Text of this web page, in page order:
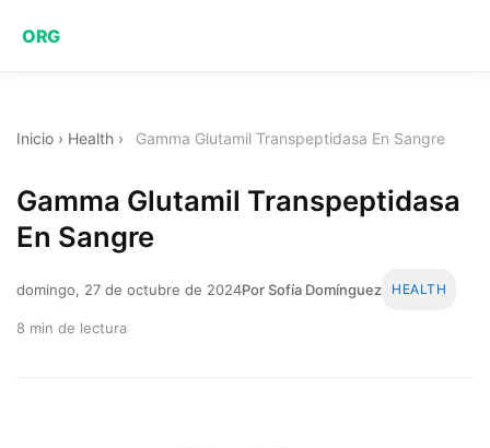
ORG
Inicio › Health › Gamma Glutamil Transpeptidasa En Sangre
Gamma Glutamil Transpeptidasa
En Sangre
domingo, 27 de octubre de 2024Por Sofía Domínguez HEALTH
8 min de lectura